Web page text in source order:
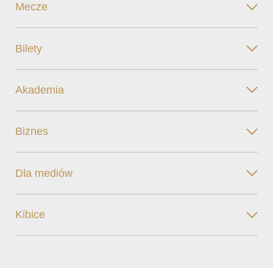
Mecze
Bilety
Akademia
Biznes
Dla mediów
Kibice